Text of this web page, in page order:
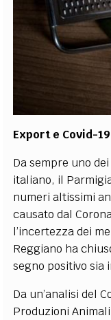
Export e Covid-19
Da sempre uno
italiano, il
numeri altissimi
causato dal
l’incertezza dei
Reggiano ha
segno positivo sia
Da un’analisi del
Produzioni